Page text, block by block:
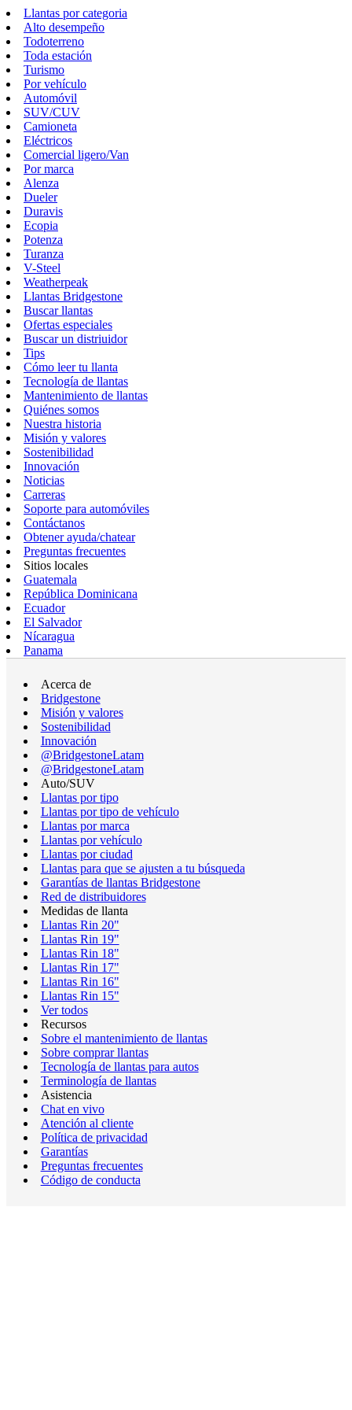
Llantas por categoria
Alto desempeño
Todoterreno
Toda estación
Turismo
Por vehículo
Automóvil
SUV/CUV
Camioneta
Eléctricos
Comercial ligero/Van
Por marca
Alenza
Dueler
Duravis
Ecopia
Potenza
Turanza
V-Steel
Weatherpeak
Llantas Bridgestone
Buscar llantas
Ofertas especiales
Buscar un distriuidor
Tips
Cómo leer tu llanta
Tecnología de llantas
Mantenimiento de llantas
Quiénes somos
Nuestra historia
Misión y valores
Sostenibilidad
Innovación
Noticias
Carreras
Soporte para automóviles
Contáctanos
Obtener ayuda/chatear
Preguntas frecuentes
Sitios locales
Guatemala
República Dominicana
Ecuador
El Salvador
Nícaragua
Panama
Acerca de
Bridgestone
Misión y valores
Sostenibilidad
Innovación
@BridgestoneLatam
@BridgestoneLatam
Auto/SUV
Llantas por tipo
Llantas por tipo de vehículo
Llantas por marca
Llantas por vehículo
Llantas por ciudad
Llantas para que se ajusten a tu búsqueda
Garantías de llantas Bridgestone
Red de distribuidores
Medidas de llanta
Llantas Rin 20"
Llantas Rin 19"
Llantas Rin 18"
Llantas Rin 17"
Llantas Rin 16"
Llantas Rin 15"
Ver todos
Recursos
Sobre el mantenimiento de llantas
Sobre comprar llantas
Tecnología de llantas para autos
Terminología de llantas
Asistencia
Chat en vivo
Atención al cliente
Política de privacidad
Garantías
Preguntas frecuentes
Código de conducta